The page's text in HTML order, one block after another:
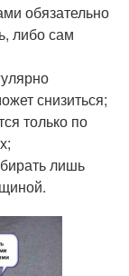
обязательно
либо сам
снизиться;
только по
лишь